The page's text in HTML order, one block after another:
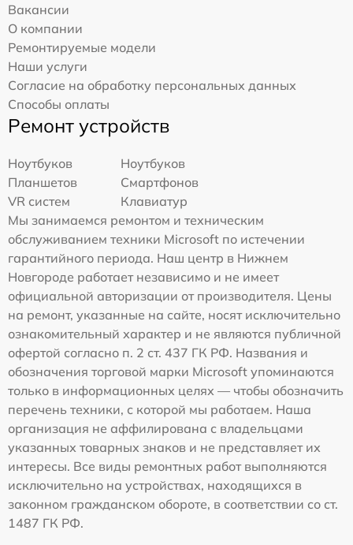
Вакансии
О компании
Ремонтируемые модели
Наши услуги
Согласие на обработку персональных данных
Способы оплаты
Ремонт устройств
Ноутбуков
Ноутбуков
Планшетов
Смартфонов
VR систем
Клавиатур
Мы занимаемся ремонтом и техническим
обслуживанием техники Microsoft по истечении
гарантийного периода. Наш центр в Нижнем
Новгороде работает независимо и не имеет
официальной авторизации от производителя. Цены
на ремонт, указанные на сайте, носят исключительно
ознакомительный характер и не являются публичной
офертой согласно п. 2 ст. 437 ГК РФ. Названия и
обозначения торговой марки Microsoft упоминаются
только в информационных целях — чтобы обозначить
перечень техники, с которой мы работаем. Наша
организация не аффилирована с владельцами
указанных товарных знаков и не представляет их
интересы. Все виды ремонтных работ выполняются
исключительно на устройствах, находящихся в
законном гражданском обороте, в соответствии со ст.
1487 ГК РФ.